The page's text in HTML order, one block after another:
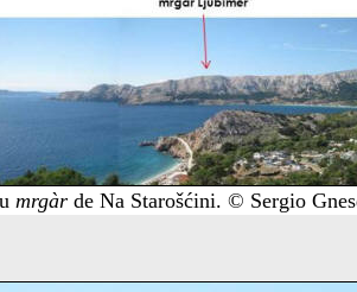
mrgàr de Na Starošćini. © Sergio